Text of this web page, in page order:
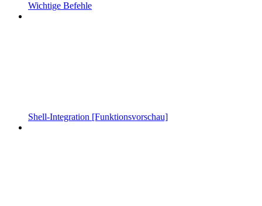
Wichtige Befehle
Shell-Integration [Funktionsvorschau]